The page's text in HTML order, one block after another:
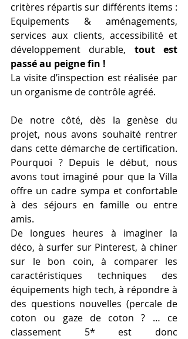
critères répartis sur différents items :
Equipements & aménagements,
services aux clients, accessibilité et
développement durable, tout est
passé au peigne fin !
La visite d’inspection est réalisée par
un organisme de contrôle agréé.
De notre côté, dès la genèse du
projet, nous avons souhaité rentrer
dans cette démarche de certification.
Pourquoi ? Depuis le début, nous
avons tout imaginé pour que la Villa
offre un cadre sympa et confortable
à des séjours en famille ou entre
amis.
De longues heures à imaginer la
déco, à surfer sur Pinterest, à chiner
sur le bon coin, à comparer les
caractéristiques techniques des
équipements high tech, à répondre à
des questions nouvelles (percale de
coton ou gaze de coton ? … ce
classement 5* est donc